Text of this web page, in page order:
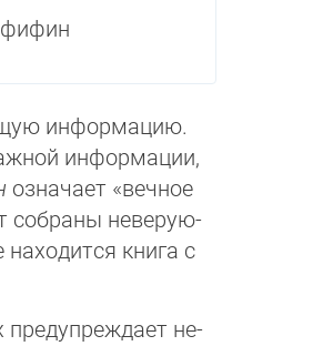
ин­фор­ма­цию.
ин­фор­ма­ции,
означа­ет «веч­ное
собра­ны не­ве­рую­
находит­ся кни­га с
предупреждает не­